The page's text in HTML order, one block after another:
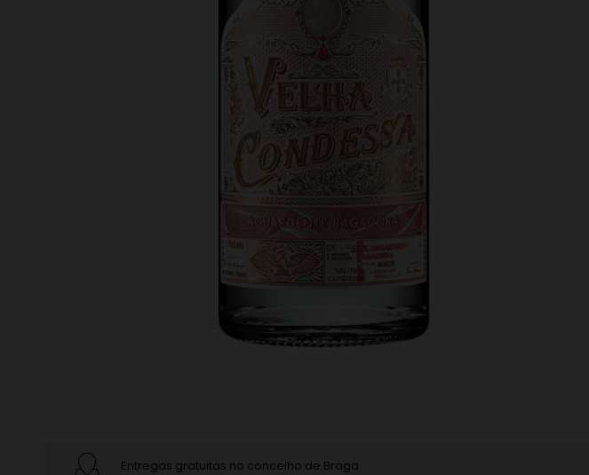
Entregas gratuitas no concelho de Braga